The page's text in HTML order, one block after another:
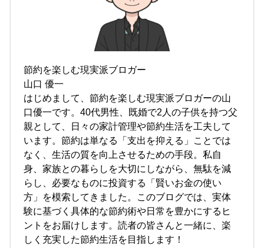
節約を楽しむ現実派ブロガー
山口 優一
はじめまして、節約を楽しむ現実派ブロガーの山
口優一です。40代男性、既婚で2人の子供を持つ父
親として、日々の家計管理や節約生活を工夫して
います。節約は単なる「支出を抑える」ことでは
なく、生活の質を向上させるための手段。私自
身、家族との暮らしを大切にしながら、無駄を減
らし、必要なものに投資する「賢いお金の使い
方」を模索してきました。このブログでは、実体
験に基づく具体的な節約術や日常を豊かにするヒ
ントをお届けします。読者の皆さんと一緒に、楽
しく充実した節約生活を目指します！